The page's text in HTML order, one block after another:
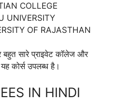
COLLEGE
UNIVERSITY
OF RAJASTHAN
सारे प्राइवेट कॉलेज और
कोर्स उपलब्ध है।
IN HINDI